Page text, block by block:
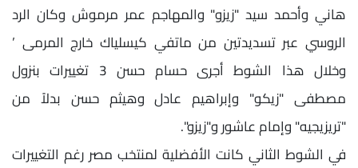
هاني وأحمد سيد "زيزو" والمهاجم عمر مرموش وكان الرد
الروسي عبر تسديدتين من ماتفي كيسلياك خارج المرمى ’
وخلال هذا الشوط أجرى حسام حسن 3 تغييرات بنزول
مصطفى "زيكو" وإبراهيم عادل وهيثم حسن بدلاً من
"تريزيجيه" وإمام عاشور و"زيزو".
في الشوط الثاني كانت الأفضلية لمنتخب مصر رغم التغييرات